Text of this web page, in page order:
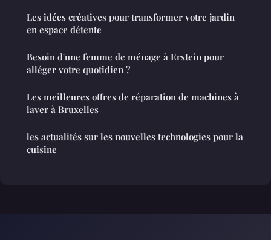
Les idées créatives pour transformer votre jardin
en espace détente
Besoin d'une femme de ménage à Erstein pour
alléger votre quotidien ?
Les meilleures offres de réparation de machines à
laver à Bruxelles
les actualités sur les nouvelles technologies pour la
cuisine